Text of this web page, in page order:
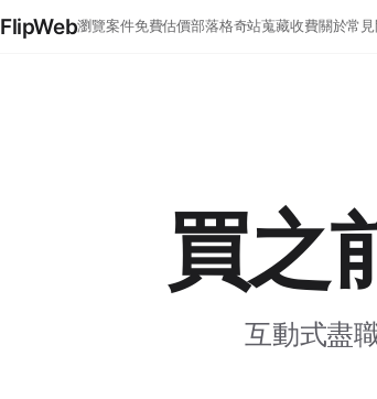
FlipWeb瀏覽案件免費估價部落格奇站蒐藏收費關於常
買之
互動式盡